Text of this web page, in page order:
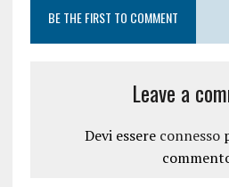
BE THE FIRST TO COMMENT
Leave a
Devi essere connesso